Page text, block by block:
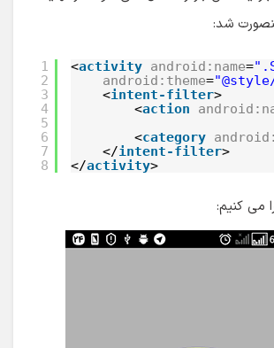
شد:
1
2
3
4
5
6
7
8
<activity android:name=
android:theme=
<intent-filter>
<action
<category
</intent-filter>
</activity>
می کنیم: